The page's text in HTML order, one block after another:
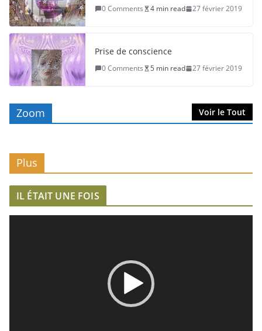
0 Comments 4 min read 27 février 2019
Prise de conscience
0 Comments 5 min read 27 février 2019
Zoom Voir le Tout
Plus
IL ÉTAIT UNE FOIS